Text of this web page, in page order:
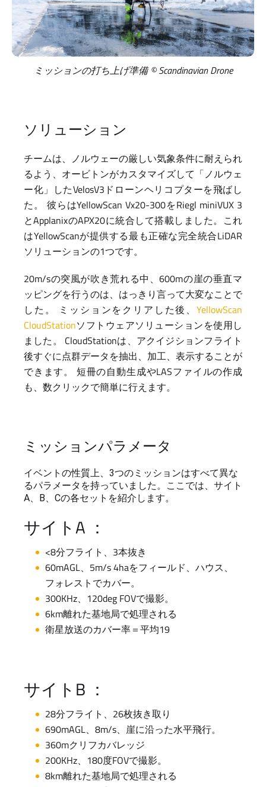
ミッションの打ち上げ準備 © Scandinavian Drone
ソリューション
チームは、ノルウェーの厳しい気象条件に耐えられ
るよう、オービトンがカスタマイズして「ノルウェ
ー化」したVelosV3ドローンヘリコプターを飛ばし
た。 彼らはYellowScan Vx20-300をRiegl miniVUX 3
とApplanixのAPX20に統合して搭載しました。これ
はYellowScanが提供する最も正確な完全統合LiDAR
ソリューションの1つです。
20m/sの突風が吹き荒れる中、600mの崖の垂直マ
ッピングを行うのは、はっきり言って大変なことで
した。 ミッションをクリアした後、 YellowScan
CloudStationソフトウェアソリューションを使用し
ました。 CloudStationは、アクイジションフライト
後すぐに点群データを抽出、加工、表示することが
できます。 短冊の自動生成やLASファイルの作成
も、数クリックで簡単に行えます。
ミッションパラメータ
イベントの性質上、3つのミッションはすべて異な
るパラメータを持っていました。ここでは、サイト
A、B、Cの各セットを紹介します。
サイトA ：
<8分フライト、3本抜き
60mAGL、5m/s 4haをフィールド、ハウス、
フォレストでカバー。
300KHz、120deg FOVで撮影。
6km離れた基地局で処理される
衛星放送のカバー率＝平均19
サイトB ：
28分フライト、26枚抜き取り
690mAGL、8m/s、崖に沿った水平飛行。
360mクリフカバレッジ
200KHz、180度FOVで撮影。
8km離れた基地局で処理される